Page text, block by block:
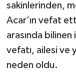
sakinlerinden,
Acar’ın vefat
arasında
vefatı, ailesi ve
neden oldu.
Merkez
Şenpazar